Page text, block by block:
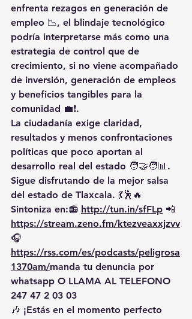
enfrenta rezagos en generación de
empleo 📉, el blindaje tecnológico
podría interpretarse más como una
estrategia de control que de
crecimiento, si no viene acompañado
de inversión, generación de empleos
y beneficios tangibles para la
comunidad 💼❗.
La ciudadanía exige claridad,
resultados y menos confrontaciones
políticas que poco aportan al
desarrollo real del estado 🧑‍🤝‍🧑📊.
Sigue disfrutando de la mejor salsa
del estado de Tlaxcala. 💃🕺🔥
Sintoniza en:📻 http://tun.in/sfFLp 📲
https://stream.zeno.fm/ktezveaxxjzvv
🎧
https://rss.com/es/podcasts/peligrosa
1370am/manda tu denuncia por
whatsapp O LLAMA AL TELEFONO
247 47 2 03 03
🎶 ¡Estás en el momento perfecto